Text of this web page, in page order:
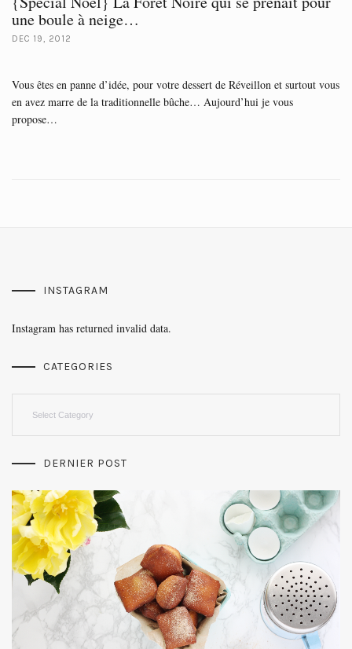
une boule à neige…
DEC 19, 2012
Vous êtes en panne d’idée, pour votre dessert de Réveillon et surtout vous
en avez marre de la traditionnelle bûche… Aujourd’hui je vous
propose…
INSTAGRAM
Instagram has returned invalid data.
CATEGORIES
DERNIER POST